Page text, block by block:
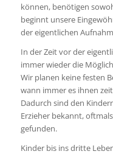
können, benötigen
beginnt unsere
der eigentlichen
In der Zeit vor der
immer wieder die
Wir planen keine festen
wann immer es ihnen
Dadurch sind den
Erzieher bekannt,
gefunden.
Kinder bis ins dritte